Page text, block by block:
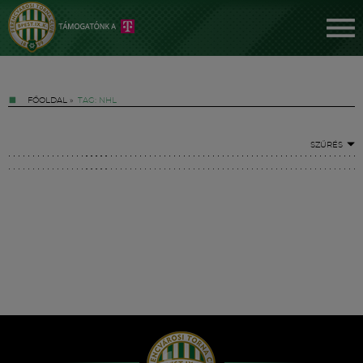
FŐOLDAL » TAG: NHL
SZŰRÉS
Hírek